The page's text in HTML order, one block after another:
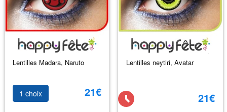
Lentilles Madara, Naruto
1 choix 21€
Lentilles neytiri, Avatar
21€